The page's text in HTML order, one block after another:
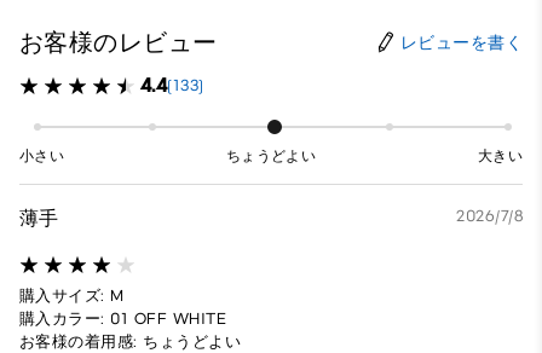
お客様のレビュー レビューを書く
4.4(133)
小さい ちょうどよい 大きい
薄手 2026/7/8
購入サイズ: M
購入カラー: 01 OFF WHITE
お客様の着用感: ちょうどよい